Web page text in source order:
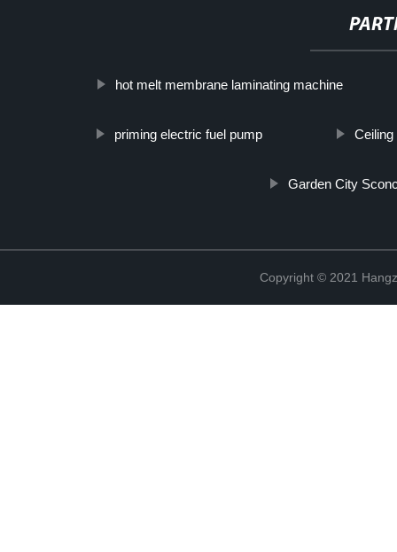
hot melt membrane laminating machine
priming electric fuel pump
Garden City
Copyright © 2021